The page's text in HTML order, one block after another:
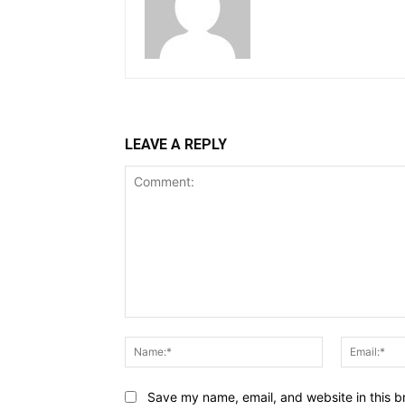
LEAVE A REPLY
Name:*
Save my name, email, and website in this